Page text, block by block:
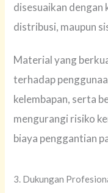
disesuaikan dengan
distribusi, maupun
Material yang
terhadap
kelembapan, serta
mengurangi risiko
biaya penggantian
3. Dukungan